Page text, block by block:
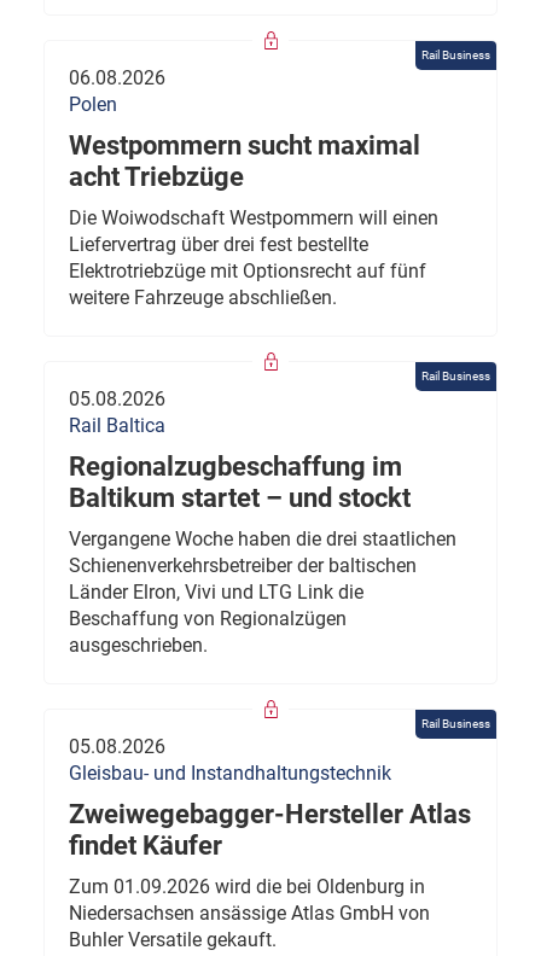
Rail Business
06.08.2026
Polen
Westpommern sucht maximal
acht Triebzüge
Die Woiwodschaft Westpommern will einen
Liefervertrag über drei fest bestellte
Elektrotriebzüge mit Optionsrecht auf fünf
weitere Fahrzeuge abschließen.
Rail Business
05.08.2026
Rail Baltica
Regionalzugbeschaffung im
Baltikum startet – und stockt
Vergangene Woche haben die drei staatlichen
Schienenverkehrsbetreiber der baltischen
Länder Elron, Vivi und LTG Link die
Beschaffung von Regionalzügen
ausgeschrieben.
Rail Business
05.08.2026
Gleisbau- und Instandhaltungstechnik
Zweiwegebagger-Hersteller Atlas
findet Käufer
Zum 01.09.2026 wird die bei Oldenburg in
Niedersachsen ansässige Atlas GmbH von
Buhler Versatile gekauft.